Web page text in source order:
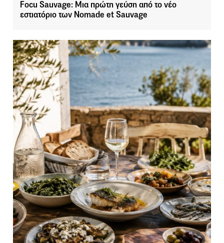
Focu Sauvage: Μια πρώτη γεύση από το νέο
εστιατόριο των Nomade et Sauvage